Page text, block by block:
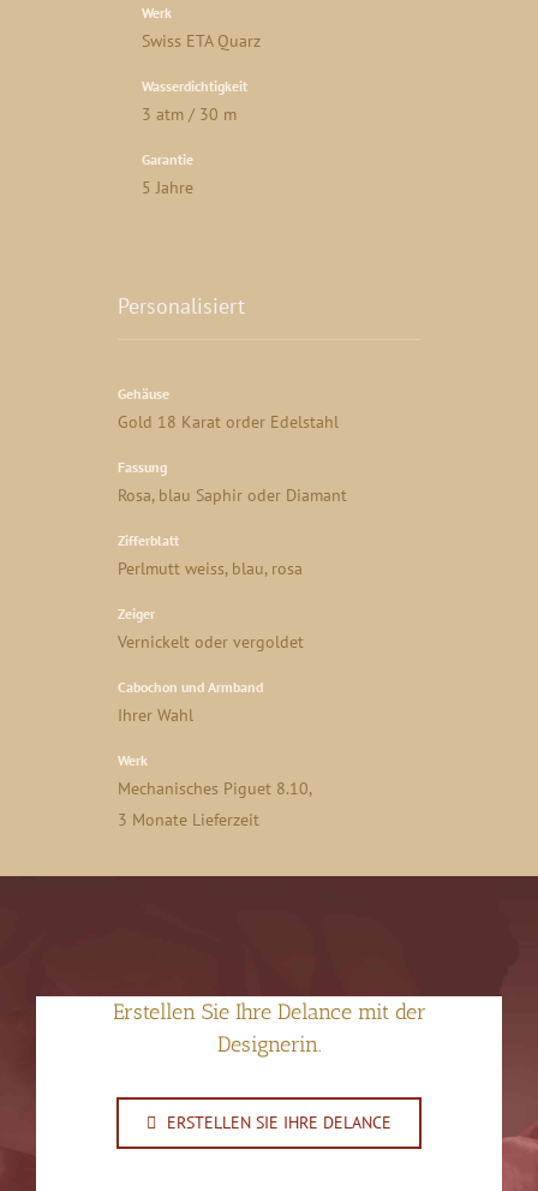
Werk
Swiss ETA Quarz
Wasserdichtigkeit
3 atm / 30 m
Garantie
5 Jahre
Personalisiert
Gehäuse
Gold 18 Karat order Edelstahl
Fassung
Rosa, blau Saphir oder Diamant
Zifferblatt
Perlmutt weiss, blau, rosa
Zeiger
Vernickelt oder vergoldet
Cabochon und Armband
Ihrer Wahl
Werk
Mechanisches Piguet 8.10,
3 Monate Lieferzeit
Erstellen Sie Ihre Delance mit der
Designerin.
ERSTELLEN SIE IHRE DELANCE